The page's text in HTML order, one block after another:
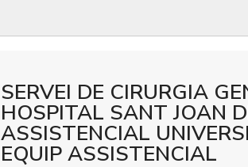
SERVEI DE CIRURGIA
HOSPITAL SANT JOAN
ASSISTENCIAL
EQUIP ASSISTENCIAL